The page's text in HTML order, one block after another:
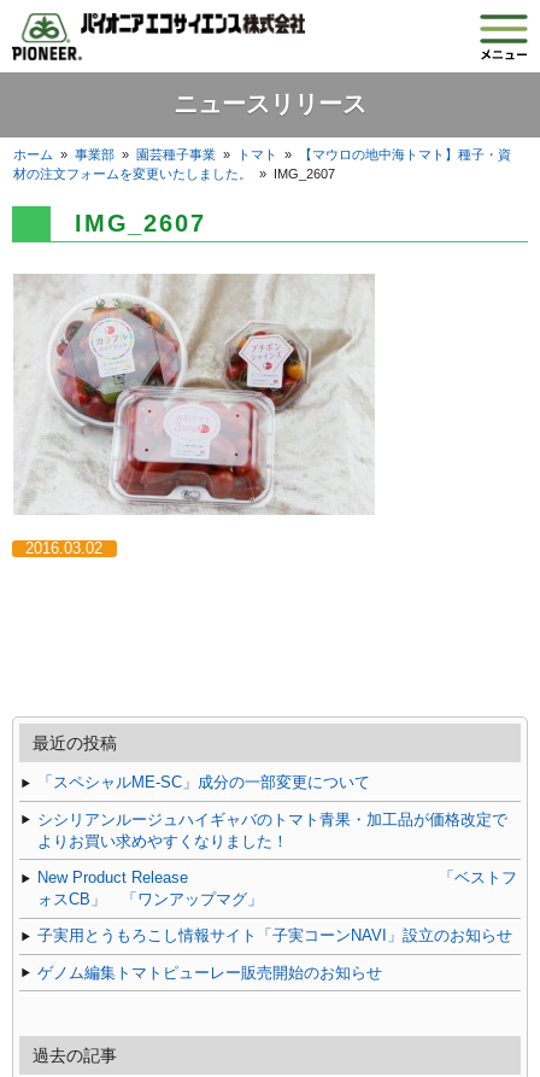
ニュースリリース
ホーム »事業部 »園芸種子事業 » トマト »
【マウロの地中海トマト】種子・資
材の注文フォームを変更いたしました。
» IMG_2607
IMG_2607
2016.03.02
最近の投稿
「スペシャルME-SC」成分の一部変更について
シシリアンルージュハイギャバのトマト青果・加工品が価格改定で
よりお買い求めやすくなりました！
New Product Release 「ベストフ
ォスCB」 「ワンアップマグ」
子実用とうもろこし情報サイト「子実コーンNAVI」設立のお知らせ
ゲノム編集トマトピューレー販売開始のお知らせ
過去の記事